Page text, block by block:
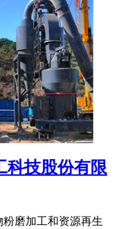
科技股份有限
磨加工和资源再生